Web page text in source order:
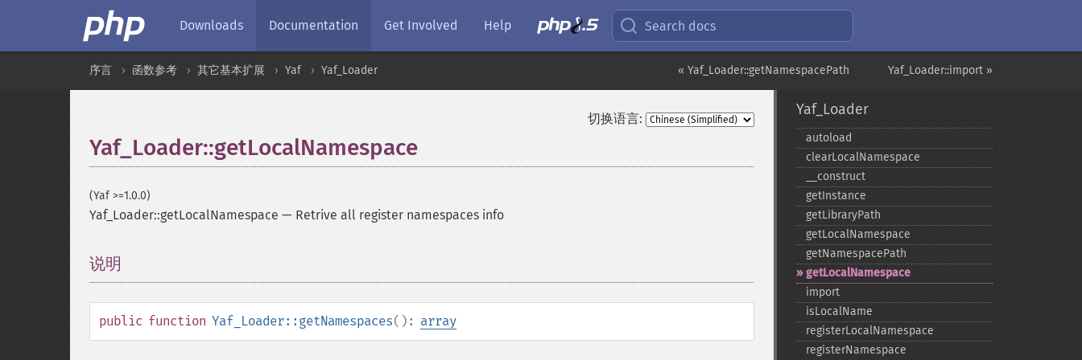
Downloads Documentation Get Involved Help Search docs
Yaf_Loader::import »
« Yaf_Loader::getNamespacePath
序言 函数参考 其它基本扩展 Yaf Yaf_Loader
切换语言:
Yaf_Loader::getLocalNamespace
(Yaf >=1.0.0)
Yaf_Loader::getLocalNamespace — Retrive all register namespaces info
说明
public function Yaf_Loader::getNamespaces(): array
Yaf_Loader
autoload
clearLocalNamespace
_​_​construct
getInstance
getLibraryPath
getLocalNamespace
getNamespacePath
getLocalNamespace
import
isLocalName
registerLocalNamespace
registerNamespace